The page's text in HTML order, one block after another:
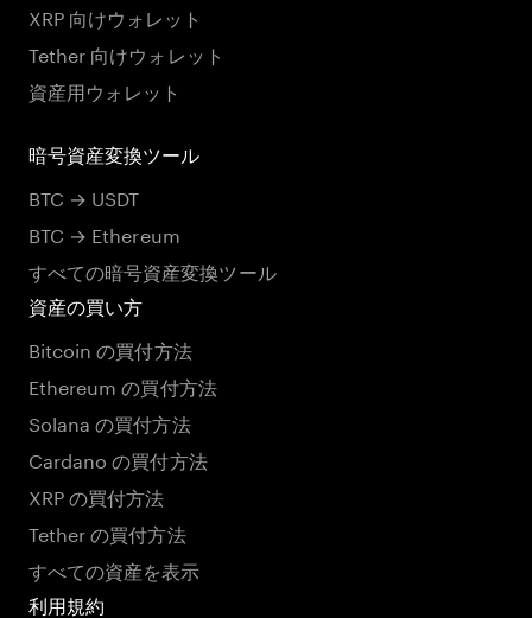
XRP 向けウォレット
Tether 向けウォレット
資産用ウォレット
暗号資産変換ツール
BTC → USDT
BTC → Ethereum
すべての暗号資産変換ツール
資産の買い方
Bitcoin の買付方法
Ethereum の買付方法
Solana の買付方法
Cardano の買付方法
XRP の買付方法
Tether の買付方法
すべての資産を表示
利用規約